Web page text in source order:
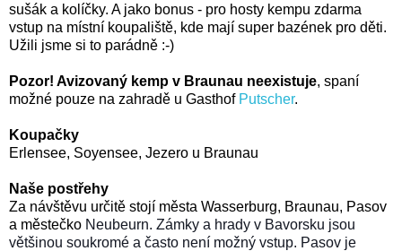
sušák a kolíčky. A jako bonus - pro hosty kempu zdarma
vstup na místní koupaliště, kde mají super bazének pro děti.
Užili jsme si to parádně :-)
Pozor! Avizovaný kemp v Braunau neexistuje, spaní
možné pouze na zahradě u Gasthof Putscher.
Koupačky
Erlensee, Soyensee, Jezero u Braunau
Naše postřehy
Za návštěvu určitě stojí města Wasserburg, Braunau, Pasov
a městečko Neubeurn. Zámky a hrady v Bavorsku jsou
většinou soukromé a často není možný vstup. Pasov je